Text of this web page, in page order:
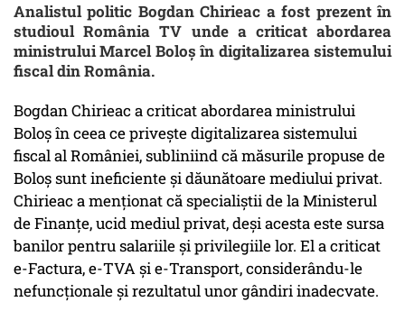
Analistul politic Bogdan Chirieac a fost prezent în
studioul România TV unde a criticat abordarea
ministrului Marcel Boloș în digitalizarea sistemului
fiscal din România.
Bogdan Chirieac a criticat abordarea ministrului
Boloș în ceea ce privește digitalizarea sistemului
fiscal al României, subliniind că măsurile propuse de
Boloș sunt ineficiente și dăunătoare mediului privat.
Chirieac a menționat că specialiștii de la Ministerul
de Finanțe, ucid mediul privat, deși acesta este sursa
banilor pentru salariile și privilegiile lor. El a criticat
e-Factura, e-TVA și e-Transport, considerându-le
nefuncționale și rezultatul unor gândiri inadecvate.